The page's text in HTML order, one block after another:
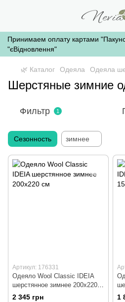
Принимаем оплату картами
"єВідновлення"
🌿 Каталог Одеяла Одеяла
Шерстяные зимние
Фильтр 1
Сезонность зимнее
Артикул: 176331
Одеяло Wool Classic IDEIA
шерстянное зимнее 200x220
см
2 345 грн
см
1